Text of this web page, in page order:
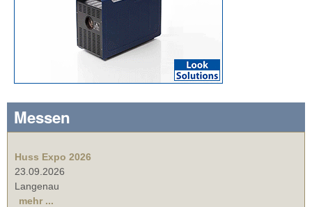
Messen
Huss Expo 2026
23.09.2026
Langenau
mehr ...